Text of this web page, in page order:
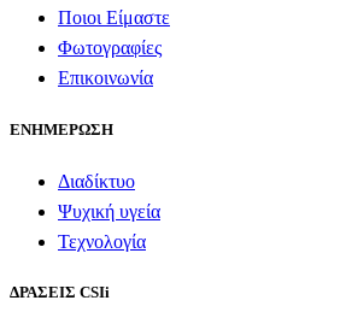
Ποιοι Είμαστε
Φωτογραφίες
Επικοινωνία
ΕΝΗΜΕΡΩΣΗ
Διαδίκτυο
Ψυχική υγεία
Τεχνολογία
ΔΡΑΣΕΙΣ CSIi